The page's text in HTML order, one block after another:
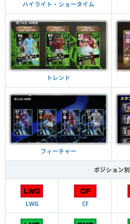
ハイライト・ショータイム
トレンド
フィーチャー
ポジション別
LWG CF